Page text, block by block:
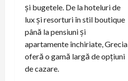
și bugetele. De la hoteluri de
lux și resorturi în stil boutique
până la pensiuni și
apartamente închiriate, Grecia
oferă o gamă largă de opțiuni
de cazare.